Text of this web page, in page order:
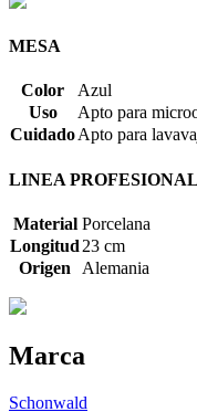
MESA
Color
Azul
Uso
Apto para
CuidadoApto para
LINEA PROFESIONAL
Material Porcelana
Longitud 23 cm
Origen
Alemania
Marca
Schonwald